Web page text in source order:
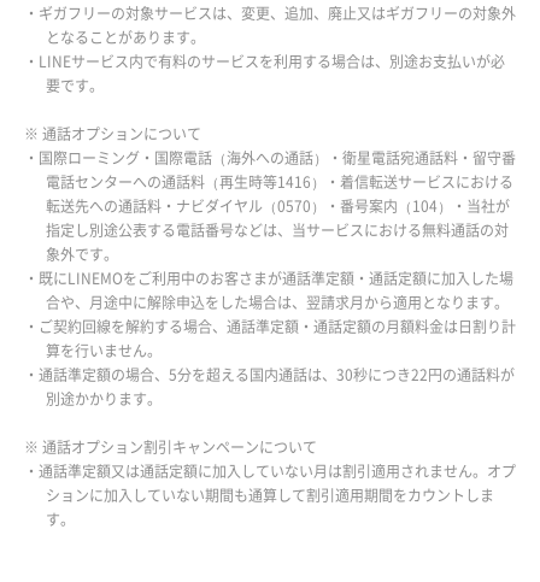
・ギガフリーの対象サービスは、変更、追加、廃止又はギガフリーの対象外
となることがあります。
・LINEサービス内で有料のサービスを利用する場合は、別途お支払いが必
要です。
※ 通話オプションについて
・国際ローミング・国際電話（海外への通話）・衛星電話宛通話料・留守番
電話センターへの通話料（再生時等1416）・着信転送サービスにおける
転送先への通話料・ナビダイヤル（0570）・番号案内（104）・当社が
指定し別途公表する電話番号などは、当サービスにおける無料通話の対
象外です。
・既にLINEMOをご利用中のお客さまが通話準定額・通話定額に加入した場
合や、月途中に解除申込をした場合は、翌請求月から適用となります。
・ご契約回線を解約する場合、通話準定額・通話定額の月額料金は日割り計
算を行いません。
・通話準定額の場合、5分を超える国内通話は、30秒につき22円の通話料が
別途かかります。
※ 通話オプション割引キャンペーンについて
・通話準定額又は通話定額に加入していない月は割引適用されません。オプ
ションに加入していない期間も通算して割引適用期間をカウントしま
す。